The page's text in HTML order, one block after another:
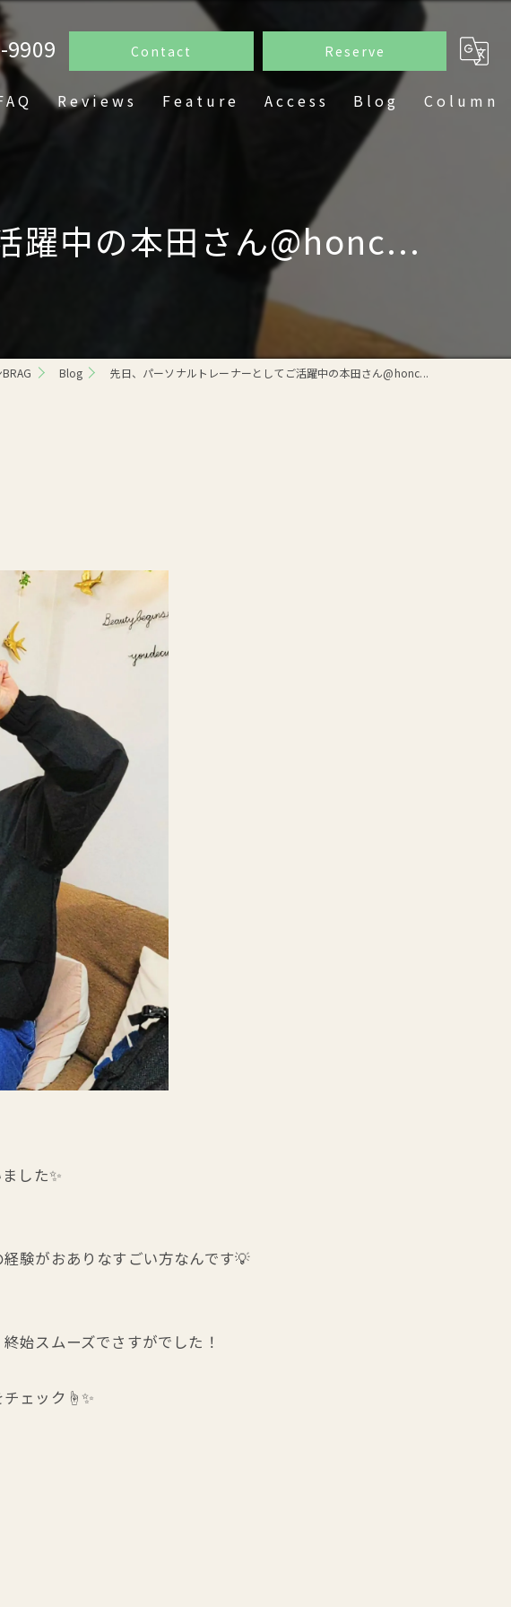
9909 Contact Reserve
Reviews Feature
痩身
Access Blog Column
躍中の本田さん@honc...
Blog 先日、パーソナルトレーナーとしてご活躍中の本田さん@honc...
した✨
験がおありなすごい方なんです💡
始スムーズでさすがでした！
チェック☝✨